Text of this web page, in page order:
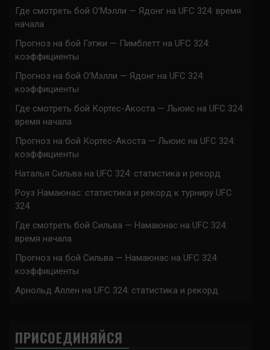
Где смотреть бой О’Мэлли — Ядонг на UFC 324: время
начала
Прогноз на бой Гэтжи — Пимблетт на UFC 324:
коэффициенты
Прогноз на бой О’Мэлли — Ядонг на UFC 324:
коэффициенты
Где смотреть бой Кортес-Акоста — Льюис на UFC 324:
время начала
Прогноз на бой Кортес-Акоста — Льюис на UFC 324:
коэффициенты
Наталья Сильва на UFC 324: статистика и рекорд
Роуз Намаюнас: статистика и рекорд к турниру UFC
324
Где смотреть бой Сильва — Намаюнас на UFC 324:
время начала
Прогноз на бой Сильва — Намаюнас на UFC 324:
коэффициенты
Арнольд Аллен на UFC 324: статистика и рекорд
ПРИСОЕДИНЯЙСЯ